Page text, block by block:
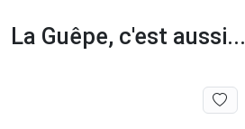
La Guêpe, c'est aussi...